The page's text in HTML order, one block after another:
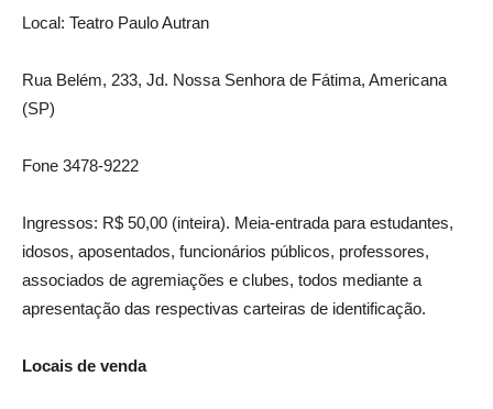
Local: Teatro Paulo Autran
Rua Belém, 233, Jd. Nossa Senhora de Fátima, Americana
(SP)
Fone 3478-9222
Ingressos: R$ 50,00 (inteira). Meia-entrada para estudantes,
idosos, aposentados, funcionários públicos, professores,
associados de agremiações e clubes, todos mediante a
apresentação das respectivas carteiras de identificação.
Locais de venda